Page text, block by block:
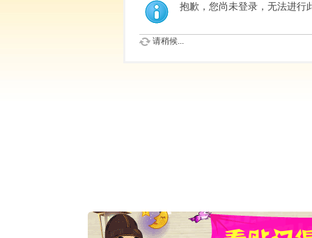
抱歉，您尚未登录，无法进行
请稍候...